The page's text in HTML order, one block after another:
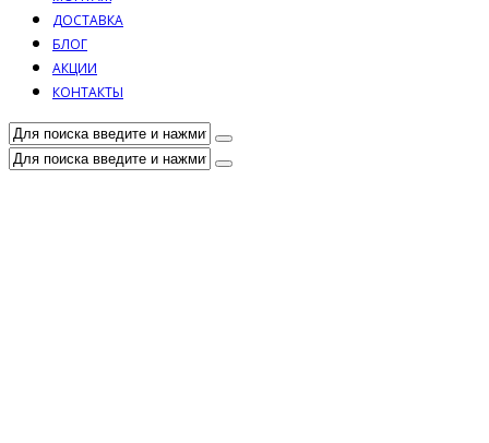
ДОСТАВКА
БЛОГ
АКЦИИ
КОНТАКТЫ